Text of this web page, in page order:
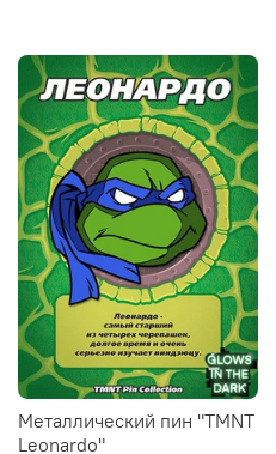
Металлический пин "TMNT
Leonardo"